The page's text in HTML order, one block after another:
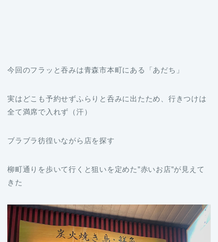
今回のフラッと吞みは青森市本町にある「あだち」
実はどこも予約せずふらりと呑みに出たため、行きつけは
全て満席で入れず（汗）
ブラブラ彷徨いながら店を探す
柳町通りを歩いて行くと狙いを定めた”赤いお店”が見えて
きた